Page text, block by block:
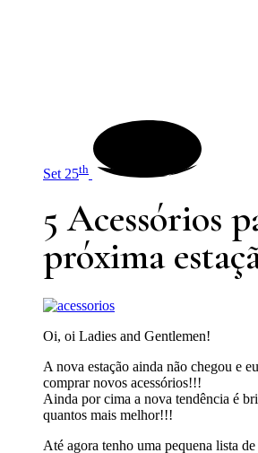
Set 25th
5 Acessórios
próxima
Oi, oi Ladies and Gentlemen!
A nova estação ainda não chegou e
comprar novos acessórios!!!
Ainda por cima a nova tendência é
quantos mais melhor!!!
Até agora tenho uma pequena lista